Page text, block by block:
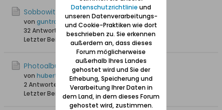
Sobbowitz
von guntramnies
32 Antworten
63.583 Hits
0 Likes
Letzter Beitrag
02.03.2017, 09:33
Photoalbum: Ansichten von Sobbowitz
von hubertbohn
2 Antworten
23.677 Hits0 Likes
Letzter Beitrag09.08.2016, 12:51
Datenschutzrichtlinie und
unseren Datenverarbeitungs-
und Cookie-Praktiken wie dort
beschrieben zu. Sie erkennen
außerdem an, dass dieses
Forum möglicherweise
außerhalb Ihres Landes
gehostet wird und Sie der
Erhebung, Speicherung und
Verarbeitung Ihrer Daten in
dem Land, in dem dieses Forum
gehostet wird, zustimmen.